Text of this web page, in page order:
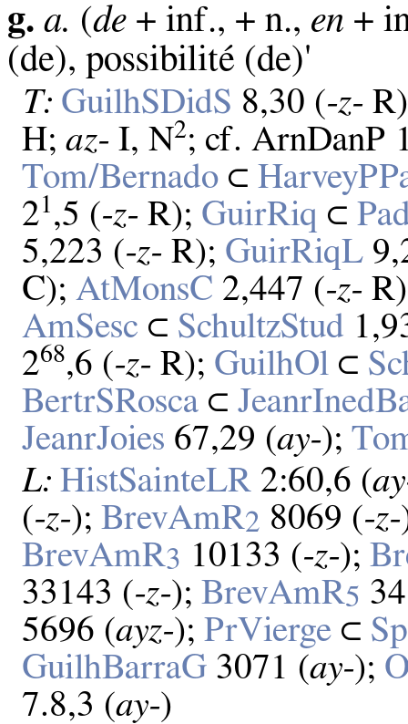
g. a. (de + inf., + n., en +
(de), possibilité (de)'
T: GuilhSDidS 8,30 (‑z‑
H;az‑ I, N2; cf. ArnDanP
Tom/Bernado ⊂
21,5 (‑z‑ R); GuirRiq ⊂
5,223 (‑z‑ R); GuirRiqL
C);AtMonsC 2,447 (‑z‑
AmSesc ⊂ SchultzStud
268,6 (‑z‑ R); GuilhOl ⊂
BertrSRosca ⊂
JeanrJoies 67,29 (ay‑);
L: HistSainteLR 2:60,6 (
(‑z‑);BrevAmR2 8069 (‑z‑
BrevAmR3 10133 (‑z‑);
33143 (‑z‑);BrevAmR5
5696 (ayz‑);PrVierge ⊂
GuilhBarraG 3071 (ay‑);
7.8,3 (ay‑)